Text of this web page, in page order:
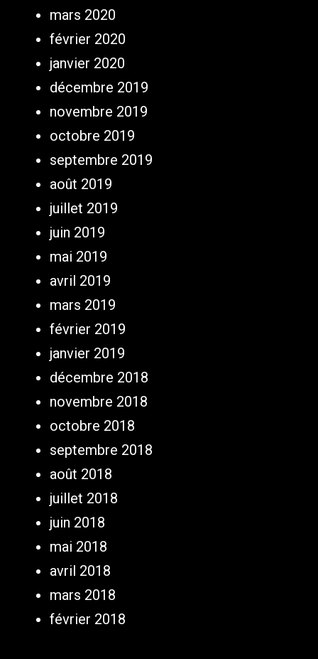
mars 2020
février 2020
janvier 2020
décembre 2019
novembre 2019
octobre 2019
septembre 2019
août 2019
juillet 2019
juin 2019
mai 2019
avril 2019
mars 2019
février 2019
janvier 2019
décembre 2018
novembre 2018
octobre 2018
septembre 2018
août 2018
juillet 2018
juin 2018
mai 2018
avril 2018
mars 2018
février 2018